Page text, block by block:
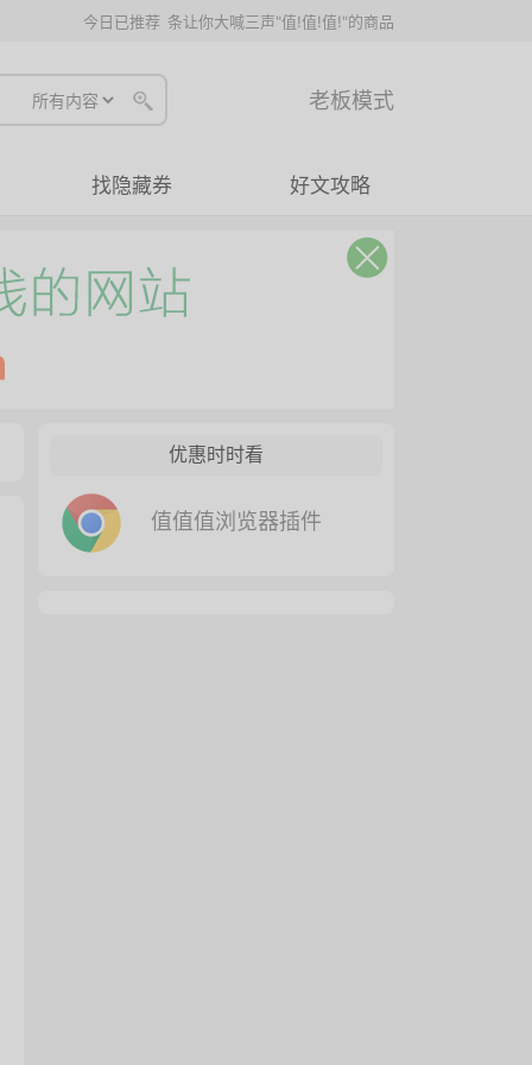
今日已推荐 条让你大喊三声"值!值!值!"的商品
老板模式
找隐藏券 好文攻略
优惠时时看
值值值浏览器插件